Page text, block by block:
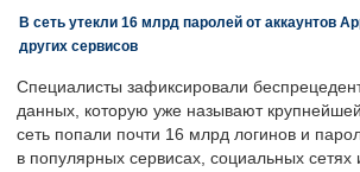
В сеть утекли 16 млрд паролей от аккаунтов
других сервисов
Специалисты зафиксировали
данных, которую уже называют
сеть попали почти 16 млрд логинов и
в популярных сервисах, социальных сетях